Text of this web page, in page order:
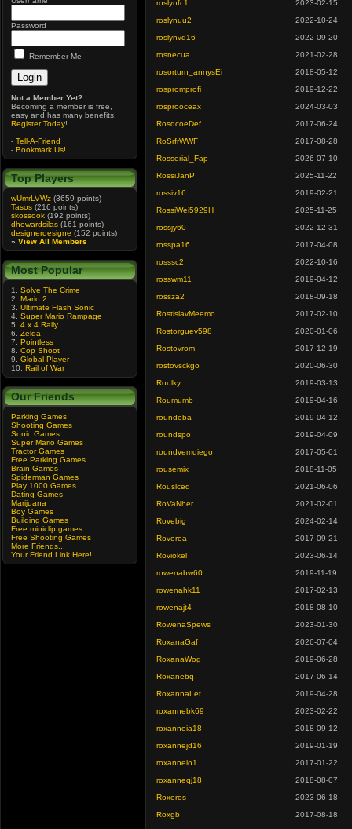
Password
Remember Me
Not a Member Yet?
Becoming a member is free,
easy and has many benefits!
Register Today!
- Tell-A-Friend
- Bookmark Us!
Top Players
wUmrLVWz (3659 points)
Tasos (216 points)
skossook (192 points)
dhowardsilas (161 points)
designerdesigne (152 points)
» View All Members
Most Popular
1. Solve The Crime
2. Mario 2
3. Ultimate Flash Sonic
4. Super Mario Rampage
5. 4 x 4 Rally
6. Zelda
7. Pointless
8. Cop Shoot
9. Global Player
10. Rail of War
Our Friends
Parking Games
Shooting Games
Sonic Games
Super Mario Games
Tractor Games
Free Parking Games
Brain Games
Spiderman Games
Play 1000 Games
Dating Games
Marijuana
Boy Games
Building Games
Free miniclip games
Free Shooting Games
More Friends...
Your Friend Link Here!
roslynfc1
2023-02-15
roslynuu2
2022-10-24
roslynvd16
2022-09-20
rosnecua
2021-02-28
rosorturn_annysEi
2018-05-12
rospromprofi
2019-12-22
rosprooceax
2024-03-03
RosqcoeDef
2017-06-24
RoSrfrWWF
2017-08-28
Rosserial_Fap
2026-07-10
RossiJanP
2025-11-22
rossiv16
2019-02-21
RossiWei5929H
2025-11-25
rossjy60
2022-12-31
rosspa16
2017-04-08
rosssc2
2022-10-16
rosswm11
2019-04-12
rossza2
2018-09-18
RostislavMeemo
2017-02-10
Rostorguev598
2020-01-06
Rostovrom
2017-12-19
rostovsckgo
2020-06-30
Roulky
2019-03-13
Roumumb
2019-04-16
roundeba
2019-04-12
roundspo
2019-04-09
roundvemdiego
2017-05-01
rousemix
2018-11-05
Rouslced
2021-06-06
RoVaNher
2021-02-01
Rovebig
2024-02-14
Roverea
2017-09-21
Roviokel
2023-06-14
rowenabw60
2019-11-19
rowenahk11
2017-02-13
rowenajt4
2018-08-10
RowenaSpews
2023-01-30
RoxanaGaf
2026-07-04
RoxanaWog
2019-06-28
Roxanebq
2017-06-14
RoxannaLet
2019-04-28
roxannebk69
2023-02-22
roxanneia18
2018-09-12
roxannejd16
2019-01-19
roxannelo1
2017-01-22
roxanneqj18
2018-08-07
Roxeros
2023-06-18
Roxgb
2017-08-18